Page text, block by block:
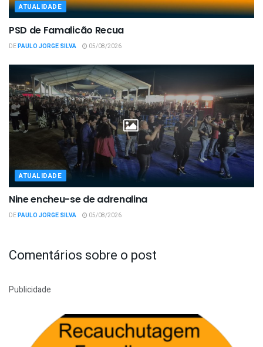
ATUALIDADE
PSD de Famalicão Recua
DEPAULO JORGE SILVA 05/08/2026
ATUALIDADE
Nine encheu-se de adrenalina
DEPAULO JORGE SILVA 05/08/2026
Comentários sobre o post
Publicidade